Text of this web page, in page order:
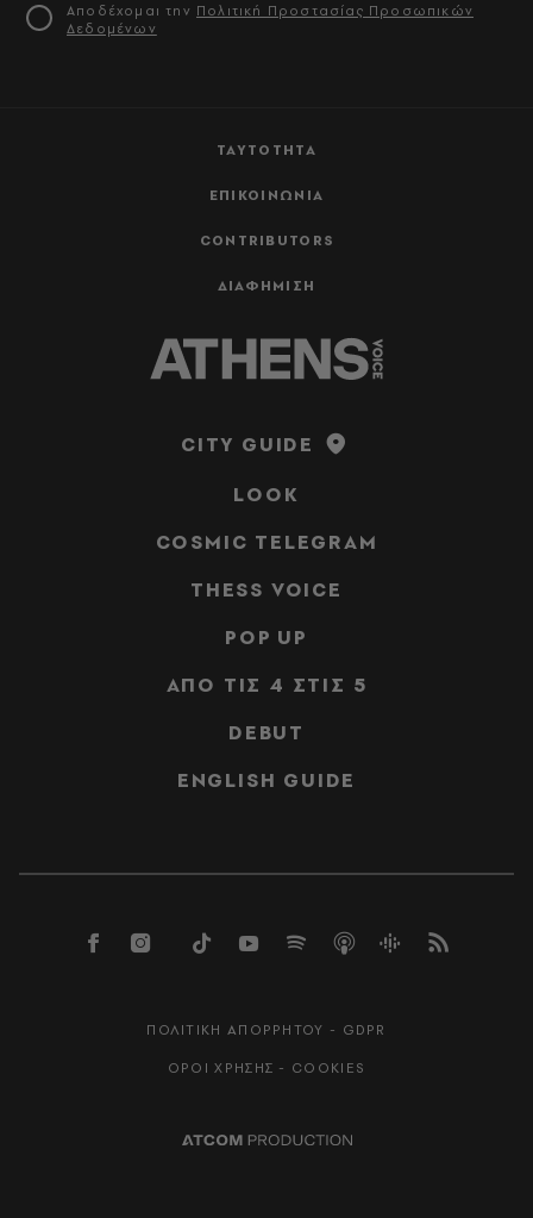
ΤΑΥΤΟΤΗΤΑ
ΕΠΙΚΟΙΝΩΝΙΑ
CONTRIBUTORS
ΔΙΑΦΗΜΙΣΗ
Αποδέχομαι την Πολιτική Προστασίας Προσωπικών
Δεδομένων
CITY GUIDE
LOOK
COSMIC TELEGRAM
THESS VOICE
POP UP
ΑΠΟ ΤΙΣ 4 ΣΤΙΣ 5
DEBUT
ENGLISH GUIDE
ΠΟΛΙΤΙΚΗ ΑΠΟΡΡΗΤΟΥ - GDPR
ΟΡΟΙ ΧΡΗΣΗΣ - COOKIES